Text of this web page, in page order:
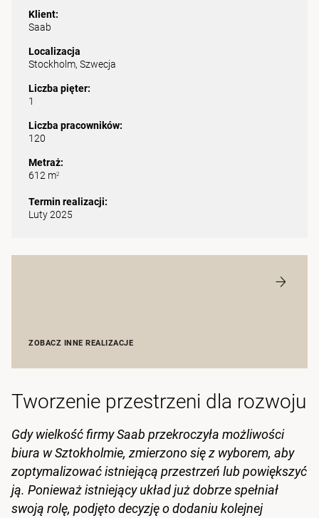
Klient:
Saab
Localizacja
Stockholm, Szwecja
Liczba pięter:
1
Liczba pracowników:
120
Metraż:
612 m2
Termin realizacji:
Luty 2025
ZOBACZ INNE REALIZACJE
Tworzenie przestrzeni dla rozwoju
Gdy wielkość firmy Saab przekroczyła możliwości
biura w Sztokholmie, zmierzono się z wyborem, aby
zoptymalizować istniejącą przestrzeń lub powiększyć
ją. Ponieważ istniejący układ już dobrze spełniał
swoją rolę, podjęto decyzję o dodaniu kolejnej